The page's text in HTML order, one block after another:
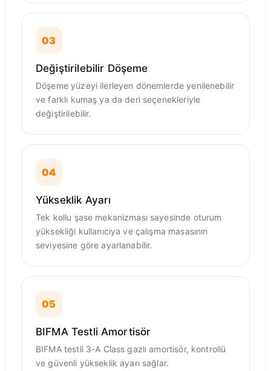
03
Değiştirilebilir Döşeme
Döşeme yüzeyi ilerleyen dönemlerde yenilenebilir
ve farklı kumaş ya da deri seçenekleriyle
değiştirilebilir.
04
Yükseklik Ayarı
Tek kollu şase mekanizması sayesinde oturum
yüksekliği kullanıcıya ve çalışma masasının
seviyesine göre ayarlanabilir.
05
BIFMA Testli Amortisör
BIFMA testli 3-A Class gazlı amortisör, kontrollü
ve güvenli yükseklik ayarı sağlar.